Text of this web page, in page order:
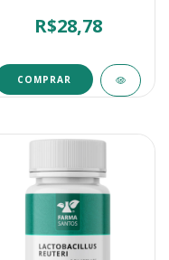
R$28,78
COMPRAR